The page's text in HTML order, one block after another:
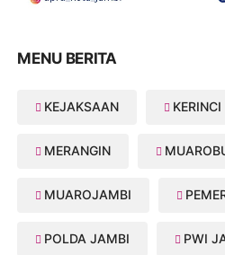
MENU BERITA
KEJAKSAAN KERINCI
MERANGIN
MUAROJAMBI
POLDA JAMBI PWI